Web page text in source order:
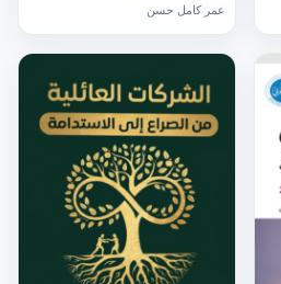
مجانا
عمر كامل حسن